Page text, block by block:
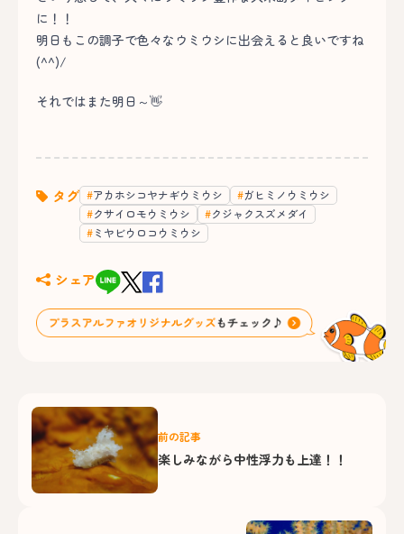
に！！
明日もこの調子で色々なウミウシに出会えると良いですね
(^^)/
それではまた明日～👋
タグ アカホシコヤナギウミウシ
ガヒミノウミウシ
クサイロモウミウシ
クジャクスズメダイ
ミヤビウロコウミウシ
シェア
前の記事
楽しみながら中性浮力も上達！！